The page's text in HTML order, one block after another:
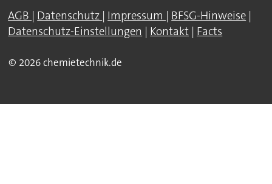
AGB | Datenschutz | Impressum | BFSG-Hinweise |
Datenschutz-Einstellungen | Kontakt | Facts
© 2026 chemietechnik.de